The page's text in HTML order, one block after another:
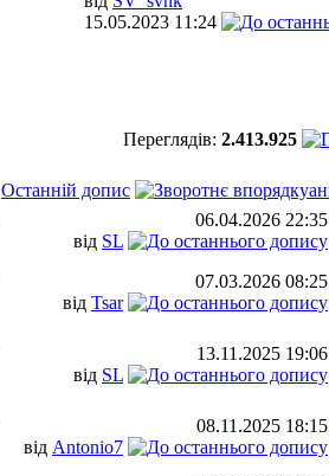
15.05.2023 11:24
Переглядів: 2.413.925
Останній допис
06.04.2026 22:35
від SL
07.03.2026 08:25
від Tsar
13.11.2025 19:06
від SL
08.11.2025 18:15
від Antonio7